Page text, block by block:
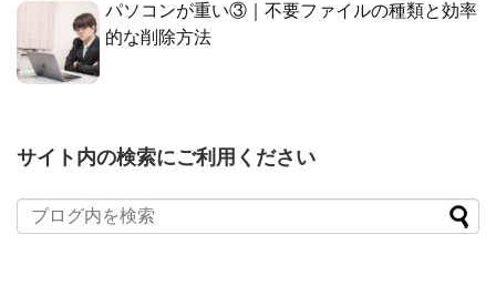
パソコンが重い③｜不要ファイルの種類と効率
的な削除方法
サイト内の検索にご利用ください